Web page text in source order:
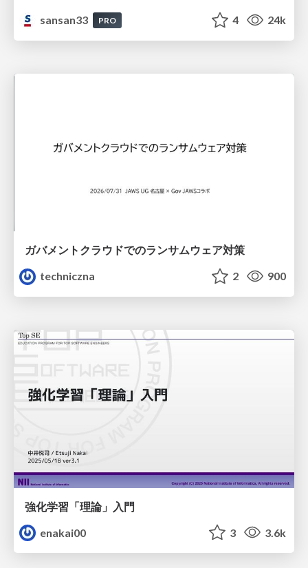
sansan33 PRO 4 24k
ガバメントクラウドでのランサムウェア対策
techniczna
2 900
強化学習「理論」入門
enakai00
3 3.6k